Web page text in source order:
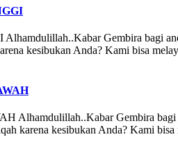
Gembira bagi
kesibukan Anda? Kami bisa
Gembira bagi
karena kesibukan Anda? Kami